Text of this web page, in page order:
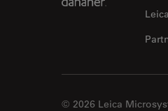
© 2026 Leica